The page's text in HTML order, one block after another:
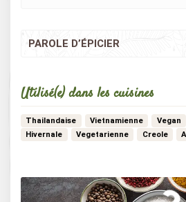
PAROLE D’ÉPICIER
Utilisé(e) dans les cuisines
Thailandaise Vietnamienne Vegan
Hivernale
Vegetarienne Creole